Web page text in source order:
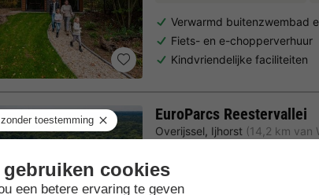
Verwarmd buitenzwembad
Fiets- en e-chopperverhuur
Kindvriendelijke faciliteiten
EuroParcs Reestervallei
Overijssel, Ijhorst (14,2 km van
Gratis Wifi punt